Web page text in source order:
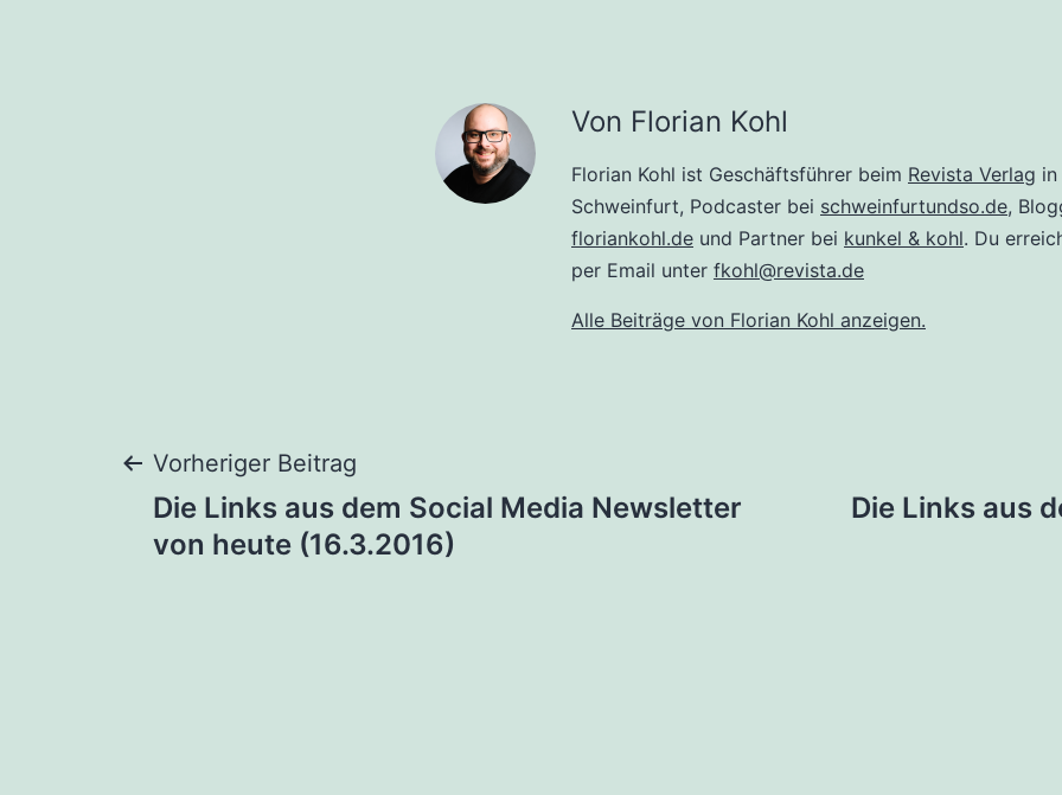
Von Florian Kohl
Florian Kohl ist Geschäftsführer beim Revista Verlag in
Schweinfurt, Podcaster bei schweinfurtundso.de,
floriankohl.de und Partner bei kunkel & kohl. Du
per Email unter fkohl@revista.de
Alle Beiträge von Florian Kohl anzeigen.
Beitragsnavigation
Vorheriger Beitrag
Die Links aus dem Social Media Newsletter
von heute (16.3.2016)
Die Links aus